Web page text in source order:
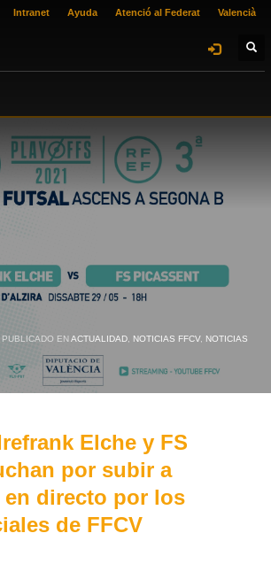
Intranet Ayuda Atenció al Federat Valencià
PUBLICADO ENACTUALIDAD, NOTICIAS FFCV, NOTICIAS
Elche y FS
por subir a
en directo por los
de FFCV